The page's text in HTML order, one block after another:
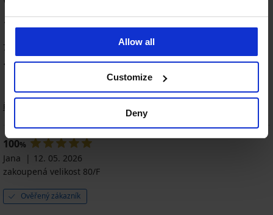
Allow all
Customize
Deny
100%
7 zákazníků produkt hodnotilo
100% zákazníků produkt doporučuje
Řazení
100%
Jana
12. 05. 2026
zakoupená velikost 80/F
Ověřený zákazník